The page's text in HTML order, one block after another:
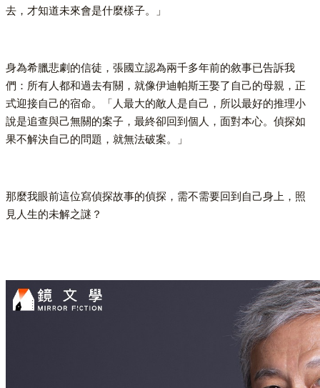
去，才知道未來會是什麼樣子。」
身為希臘悲劇的信徒，張國立認為兩千多年前的敘事已告訴我
們：所有人都和過去有關，就像伊迪帕斯王娶了自己的母親，正
式迎接自己的宿命。「人最大的敵人是自己，所以最好的推理小
說是追查與己無關的案子，最終卻回到個人，面對本心。偵探如
果不解決自己的問題，就無法破案。」
那麼我眼前這位寫偵探故事的偵探，需不需要回到自己身上，照
見人生的未解之謎？